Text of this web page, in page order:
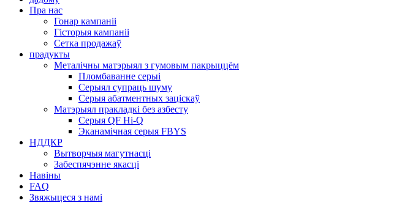
Пра нас
Гонар кампаніі
Гісторыя кампаніі
Сетка продажаў
прадукты
Металічны матэрыял з гумовым пакрыццём
Пломбаванне серыі
Серыял супраць шуму
Серыя абатментных заціскаў
Матэрыял пракладкі без азбесту
Серыя QF Hi-Q
Эканамічная серыя FBYS
НДДКР
Вытворчыя магутнасці
Забеспячэнне якасці
Навіны
FAQ
Звяжыцеся з намі